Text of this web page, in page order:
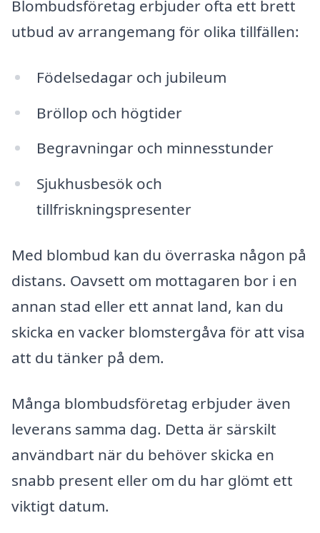
Blombudsföretag erbjuder ofta ett brett
utbud av arrangemang för olika tillfällen:
Födelsedagar och jubileum
Bröllop och högtider
Begravningar och minnesstunder
Sjukhusbesök och
tillfriskningspresenter
Med blombud kan du överraska någon på
distans. Oavsett om mottagaren bor i en
annan stad eller ett annat land, kan du
skicka en vacker blomstergåva för att visa
att du tänker på dem.
Många blombudsföretag erbjuder även
leverans samma dag. Detta är särskilt
användbart när du behöver skicka en
snabb present eller om du har glömt ett
viktigt datum.